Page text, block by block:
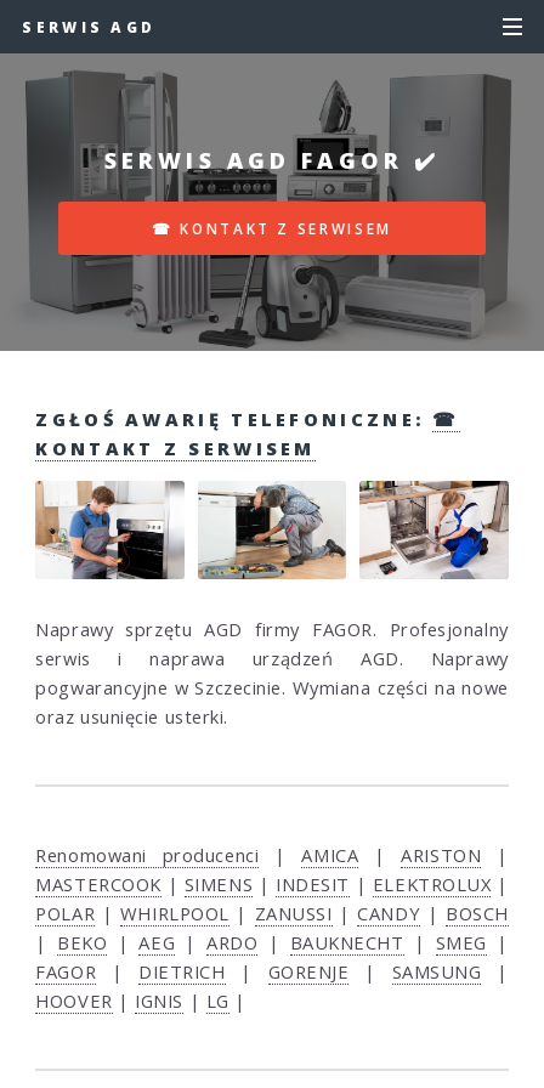
SERWIS AGD
SERWIS AGD FAGOR ✔️
☎ KONTAKT Z SERWISEM
ZGŁOŚ AWARIĘ TELEFONICZNE: ☎
KONTAKT Z SERWISEM
Naprawy sprzętu AGD firmy FAGOR. Profesjonalny
serwis i naprawa urządzeń AGD. Naprawy
pogwarancyjne w Szczecinie. Wymiana części na nowe
oraz usunięcie usterki.
Renomowani producenci |AMICA |ARISTON |
MASTERCOOK | SIMENS | INDESIT | ELEKTROLUX|
POLAR | WHIRLPOOL | ZANUSSI |CANDY | BOSCH
| BEKO |AEG |ARDO | BAUKNECHT | SMEG |
FAGOR | DIETRICH | GORENJE | SAMSUNG |
HOOVER | IGNIS | LG |